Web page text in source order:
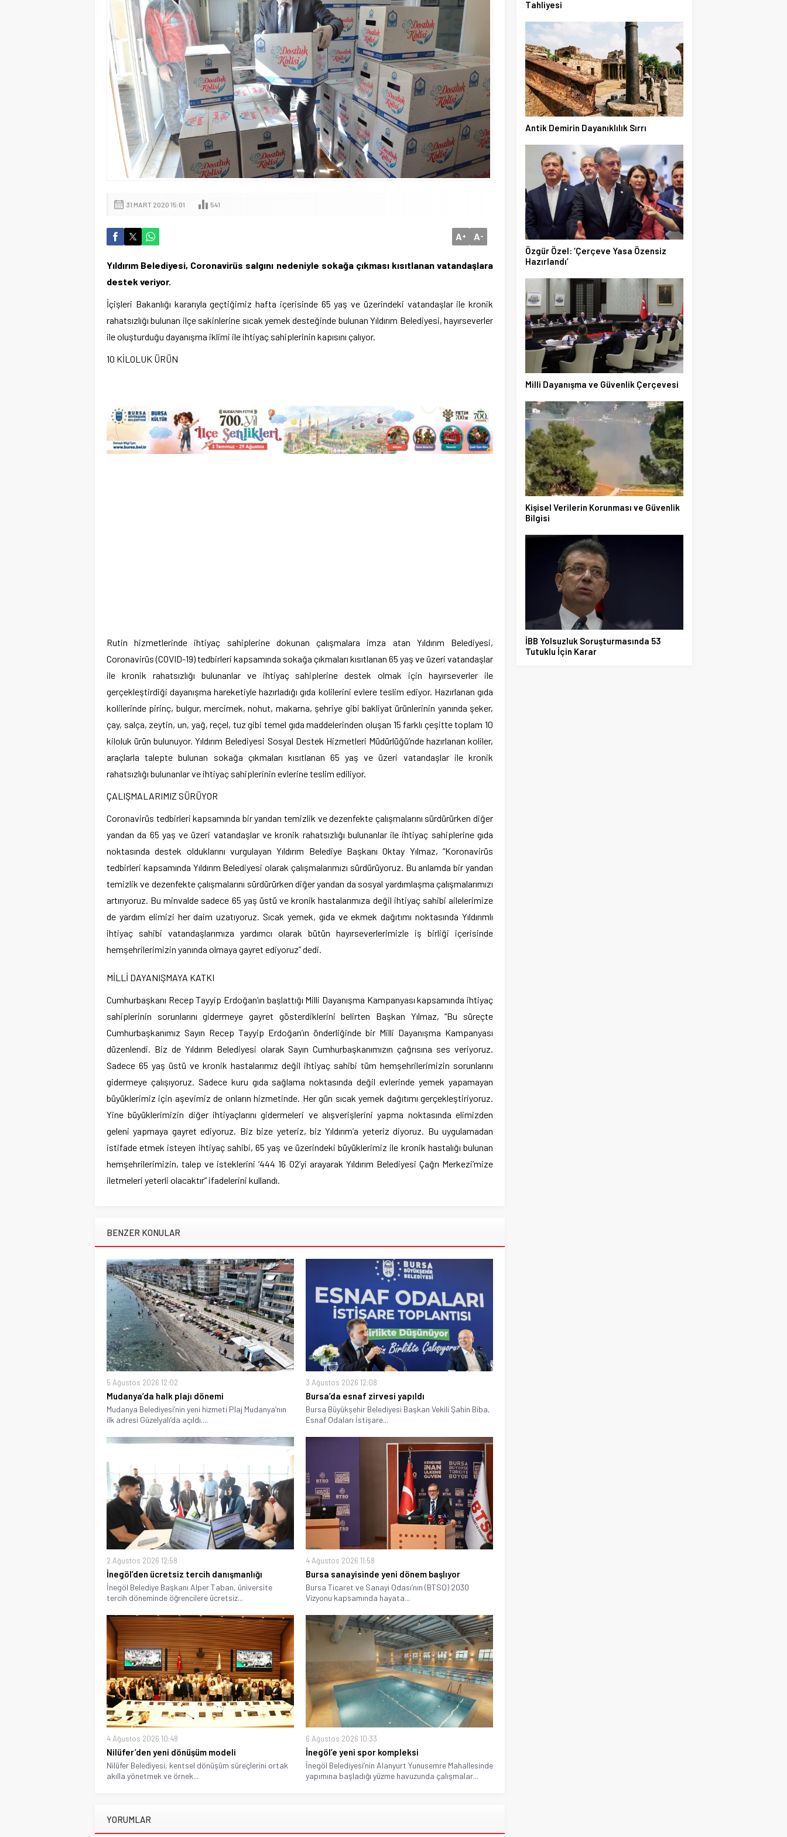
31 MART 2020 15:01 541
A+ A-
Yıldırım Belediyesi, Coronavirüs salgını nedeniyle sokağa çıkması kısıtlanan vatandaşlara
destek veriyor.
İçişleri Bakanlığı kararıyla geçtiğimiz hafta içerisinde 65 yaş ve üzerindeki vatandaşlar ile kronik
rahatsızlığı bulunan ilçe sakinlerine sıcak yemek desteğinde bulunan Yıldırım Belediyesi, hayırseverler
ile oluşturduğu dayanışma iklimi ile ihtiyaç sahiplerinin kapısını çalıyor.
10 KİLOLUK ÜRÜN
Rutin hizmetlerinde ihtiyaç sahiplerine dokunan çalışmalara imza atan Yıldırım Belediyesi,
Coronavirüs (COVID-19) tedbirleri kapsamında sokağa çıkmaları kısıtlanan 65 yaş ve üzeri vatandaşlar
ile kronik rahatsızlığı bulunanlar ve ihtiyaç sahiplerine destek olmak için hayırseverler ile
gerçekleştirdiği dayanışma hareketiyle hazırladığı gıda kolilerini evlere teslim ediyor. Hazırlanan gıda
kolilerinde pirinç, bulgur, mercimek, nohut, makarna, şehriye gibi bakliyat ürünlerinin yanında şeker,
çay, salça, zeytin, un, yağ, reçel, tuz gibi temel gıda maddelerinden oluşan 15 farklı çeşitte toplam 10
kiloluk ürün bulunuyor. Yıldırım Belediyesi Sosyal Destek Hizmetleri Müdürlüğü’nde hazırlanan koliler,
araçlarla talepte bulunan sokağa çıkmaları kısıtlanan 65 yaş ve üzeri vatandaşlar ile kronik
rahatsızlığı bulunanlar ve ihtiyaç sahiplerinin evlerine teslim ediliyor.
ÇALIŞMALARIMIZ SÜRÜYOR
Coronavirüs tedbirleri kapsamında bir yandan temizlik ve dezenfekte çalışmalarını sürdürürken diğer
yandan da 65 yaş ve üzeri vatandaşlar ve kronik rahatsızlığı bulunanlar ile ihtiyaç sahiplerine gıda
noktasında destek olduklarını vurgulayan Yıldırım Belediye Başkanı Oktay Yılmaz, “Koronavirüs
tedbirleri kapsamında Yıldırım Belediyesi olarak çalışmalarımızı sürdürüyoruz. Bu anlamda bir yandan
temizlik ve dezenfekte çalışmalarını sürdürürken diğer yandan da sosyal yardımlaşma çalışmalarımızı
artırıyoruz. Bu minvalde sadece 65 yaş üstü ve kronik hastalarımıza değil ihtiyaç sahibi ailelerimize
de yardım elimizi her daim uzatıyoruz. Sıcak yemek, gıda ve ekmek dağıtımı noktasında Yıldırımlı
ihtiyaç sahibi vatandaşlarımıza yardımcı olarak bütün hayırseverlerimizle iş birliği içerisinde
hemşehrilerimizin yanında olmaya gayret ediyoruz” dedi.
MİLLİ DAYANIŞMAYA KATKI
Cumhurbaşkanı Recep Tayyip Erdoğan’ın başlattığı Milli Dayanışma Kampanyası kapsamında ihtiyaç
sahiplerinin sorunlarını gidermeye gayret gösterdiklerini belirten Başkan Yılmaz, “Bu süreçte
Cumhurbaşkanımız Sayın Recep Tayyip Erdoğan’ın önderliğinde bir Milli Dayanışma Kampanyası
düzenlendi. Biz de Yıldırım Belediyesi olarak Sayın Cumhurbaşkanımızın çağrısına ses veriyoruz.
Sadece 65 yaş üstü ve kronik hastalarımız değil ihtiyaç sahibi tüm hemşehrilerimizin sorunlarını
gidermeye çalışıyoruz. Sadece kuru gıda sağlama noktasında değil evlerinde yemek yapamayan
büyüklerimiz için aşevimiz de onların hizmetinde. Her gün sıcak yemek dağıtımı gerçekleştiriyoruz.
Yine büyüklerimizin diğer ihtiyaçlarını gidermeleri ve alışverişlerini yapma noktasında elimizden
geleni yapmaya gayret ediyoruz. Biz bize yeteriz, biz Yıldırım’a yeteriz diyoruz. Bu uygulamadan
istifade etmek isteyen ihtiyaç sahibi, 65 yaş ve üzerindeki büyüklerimiz ile kronik hastalığı bulunan
hemşehrilerimizin, talep ve isteklerini ‘444 16 02’yi arayarak Yıldırım Belediyesi Çağrı Merkezi’mize
iletmeleri yeterli olacaktır” ifadelerini kullandı.
BENZER KONULAR
5 Ağustos 2026 12:02
Mudanya’da halk plajı dönemi
Mudanya Belediyesi’nin yeni hizmeti Plaj Mudanya’nın
ilk adresi Güzelyalı’da açıldı....
3 Ağustos 2026 12:08
Bursa’da esnaf zirvesi yapıldı
Bursa Büyükşehir Belediyesi Başkan Vekili Şahin Biba,
Esnaf Odaları İstişare...
2 Ağustos 2026 12:58
İnegöl’den ücretsiz tercih danışmanlığı
İnegöl Belediye Başkanı Alper Taban, üniversite
tercih döneminde öğrencilere ücretsiz...
4 Ağustos 2026 11:58
Bursa sanayisinde yeni dönem başlıyor
Bursa Ticaret ve Sanayi Odası’nın (BTSO) 2030
Vizyonu kapsamında hayata...
4 Ağustos 2026 10:48
Nilüfer’den yeni dönüşüm modeli
Nilüfer Belediyesi, kentsel dönüşüm süreçlerini ortak
akılla yönetmek ve örnek...
6 Ağustos 2026 10:33
İnegöl’e yeni spor kompleksi
İnegöl Belediyesi’nin Alanyurt Yunusemre Mahallesinde
yapımına başladığı yüzme havuzunda çalışmalar...
YORUMLAR
Tahliyesi
Antik Demirin Dayanıklılık Sırrı
Özgür Özel: ‘Çerçeve Yasa Özensiz
Hazırlandı’
Milli Dayanışma ve Güvenlik Çerçevesi
Kişisel Verilerin Korunması ve Güvenlik
Bilgisi
İBB Yolsuzluk Soruşturmasında 53
Tutuklu İçin Karar